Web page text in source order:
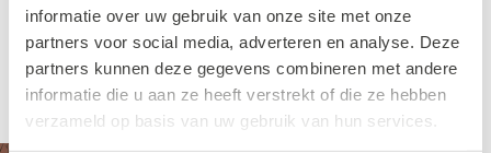
informatie over uw gebruik van onze site met onze
partners voor social media, adverteren en analyse. Deze
partners kunnen deze gegevens combineren met andere
informatie die u aan ze heeft verstrekt of die ze hebben
verzameld op basis van uw gebruik van hun services.
laten maken met onderwerpen waar ze niet
veel van weten. Daarnaast is mijn werk heel
divers."